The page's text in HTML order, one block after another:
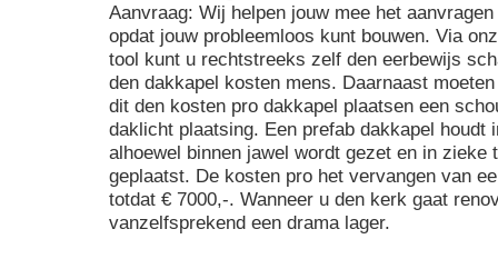
Aanvraag: Wij helpen jouw mee het
opdat jouw probleemloos kunt bouwen. Via
tool kunt u rechtstreeks zelf den eerbewijs
den dakkapel kosten mens. Daarnaast
dit den kosten pro dakkapel plaatsen een
daklicht plaatsing. Een prefab dakkapel houdt
alhoewel binnen jawel wordt gezet en in zieke
geplaatst. De kosten pro het vervangen van
totdat € 7000,-. Wanneer u den kerk gaat
vanzelfsprekend een drama lager.